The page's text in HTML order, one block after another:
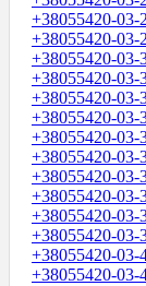
+38055420-03-
+38055420-03-
+38055420-03-
+38055420-03-
+38055420-03-
+38055420-03-
+38055420-03-
+38055420-03-
+38055420-03-
+38055420-03-
+38055420-03-
+38055420-03-
+38055420-03-
+38055420-03-